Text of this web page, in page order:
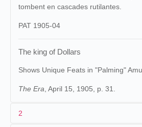
tombent en cascades rutilantes.
PAT 1905-04
The king of Dollars
Shows Unique Feats in "Palming"
The Era , April 15, 1905, p. 31.
2